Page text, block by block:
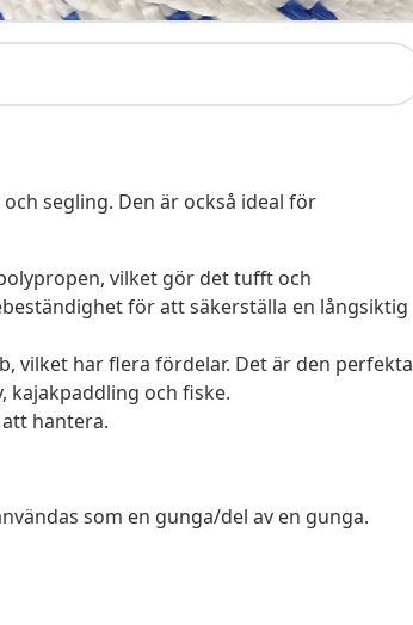
segling. Den är också ideal för
vilket gör det tufft och
för att säkerställa en långsiktig
vilket har flera fördelar. Det är den perfekta
kajakpaddling och fiske.
hantera.
som en gunga/del av en gunga.